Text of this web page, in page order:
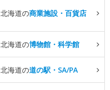
北海道の商業施設・百貨店
北海道の博物館・科学館
北海道の道の駅・SA/PA